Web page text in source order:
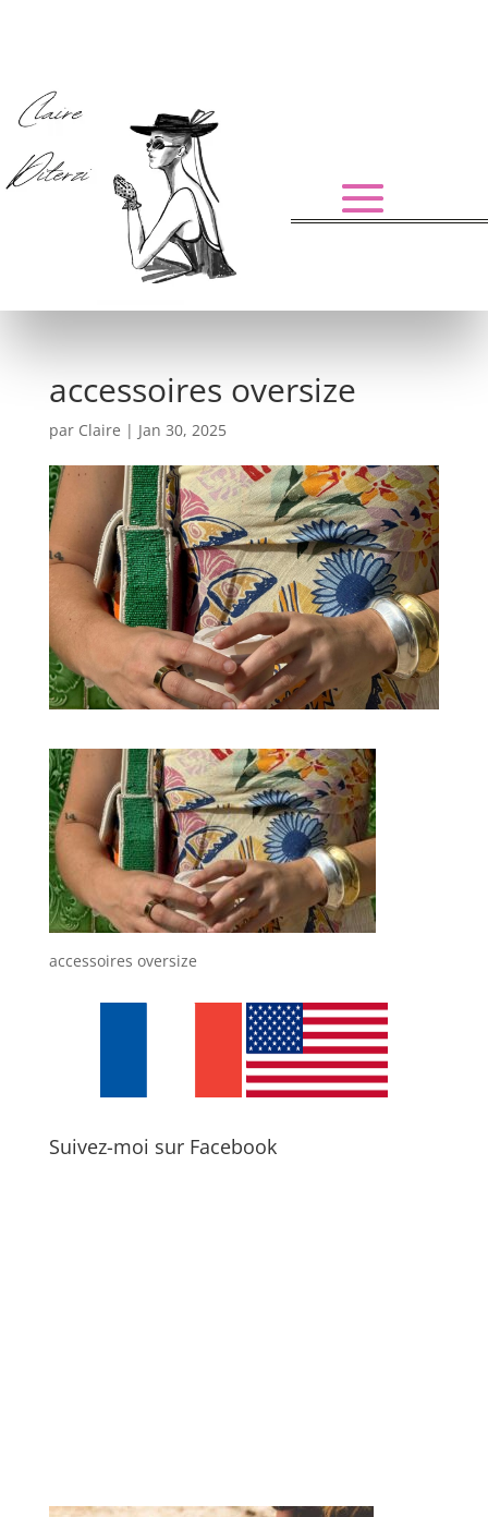
accessoires oversize
par Claire | Jan 30, 2025
accessoires oversize
Suivez-moi sur Facebook